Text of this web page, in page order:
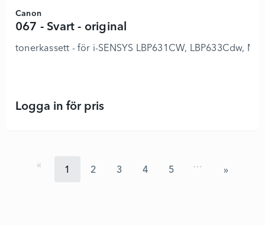
Canon
067 - Svart - original
tonerkassett - för i-SENSYS LBP631CW, LBP633Cdw,
Logga in för pris067 - Svart - original - 8847720 -
1 2 3 4 5
…